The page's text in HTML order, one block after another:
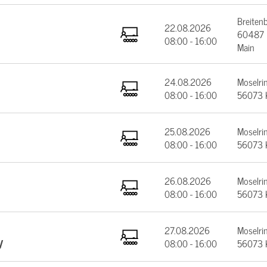
22.08.2026
08:00 - 16:00
60487
Main
24.08.2026
08:00 - 16:00
56073
25.08.2026
08:00 - 16:00
56073
26.08.2026
08:00 - 16:00
56073
27.08.2026
08:00 - 16:00
56073